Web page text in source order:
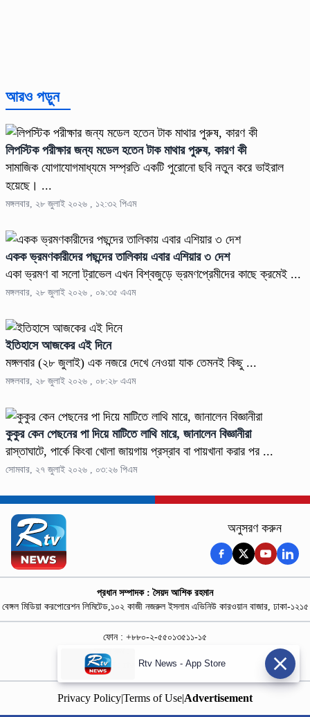
আরও পড়ুন
লিপস্টিক পরীক্ষার জন্য মডেল হতেন টাক মাথার পুরুষ, কারণ কী
সামাজিক যোগাযোগমাধ্যমে সম্প্রতি একটি পুরোনো ছবি নতুন করে ভাইরাল
হয়েছে। ...
মঙ্গলবার, ২৮ জুলাই ২০২৬ , ১২:৩২ পিএম
একক ভ্রমণকারীদের পছন্দের তালিকায় এবার এশিয়ার ৩ দেশ
একা ভ্রমণ বা সলো ট্রাভেল এখন বিশ্বজুড়ে ভ্রমণপ্রেমীদের কাছে ক্রমেই ...
মঙ্গলবার, ২৮ জুলাই ২০২৬ , ০৯:৩৫ এএম
ইতিহাসে আজকের এই দিনে
মঙ্গলবার (২৮ জুলাই) এক নজরে দেখে নেওয়া যাক তেমনই কিছু ...
মঙ্গলবার, ২৮ জুলাই ২০২৬ , ০৮:২৮ এএম
কুকুর কেন পেছনের পা দিয়ে মাটিতে লাথি মারে, জানালেন বিজ্ঞানীরা
রাস্তাঘাটে, পার্কে কিংবা খোলা জায়গায় প্রস্রাব বা পায়খানা করার পর ...
সোমবার, ২৭ জুলাই ২০২৬ , ০৩:২৬ পিএম
অনুসরণ করুন
প্রধান সম্পাদক : সৈয়দ আশিক রহমান
বেঙ্গল মিডিয়া করপোরেশন লিমিটেড,১০২ কাজী নজরুল ইসলাম এভিনিউ কারওয়ান বাজার, ঢাকা-১২১৫
ফোন : +৮৮০-২-৫৫০১৩৫১১-১৫
নিউজ রুম : +৮৮০-১৮৭৮১৮৪৩৬৯-৭০
বিজ্ঞাপন :
rtvdigitalad@gmail.com
Privacy Policy|Terms of Use|Advertisement
Rtv News - App Store